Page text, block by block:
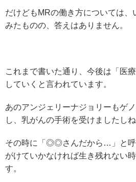
だけどもMRの働き方については、
みたものの、答えはありません。
これまで書いた通り、今後は「医
していくと言われています。
あのアンジェリーナジョリーもゲ
し、乳がんの手術を受けましたしね
その時に「◎◎さんだから…」と呼
がけていかなければ生き残れない
す。